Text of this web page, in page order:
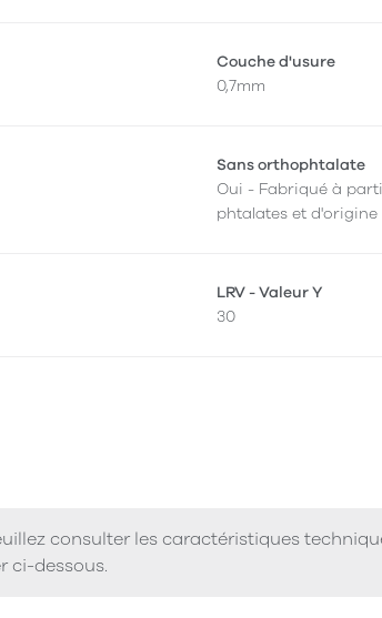
Couche d'usure
0,7mm
Sans orthophtalate
Oui - Fabriqué à
phtalates et
LRV - Valeur Y
30
consulter les caractéristiques
ci-dessous.